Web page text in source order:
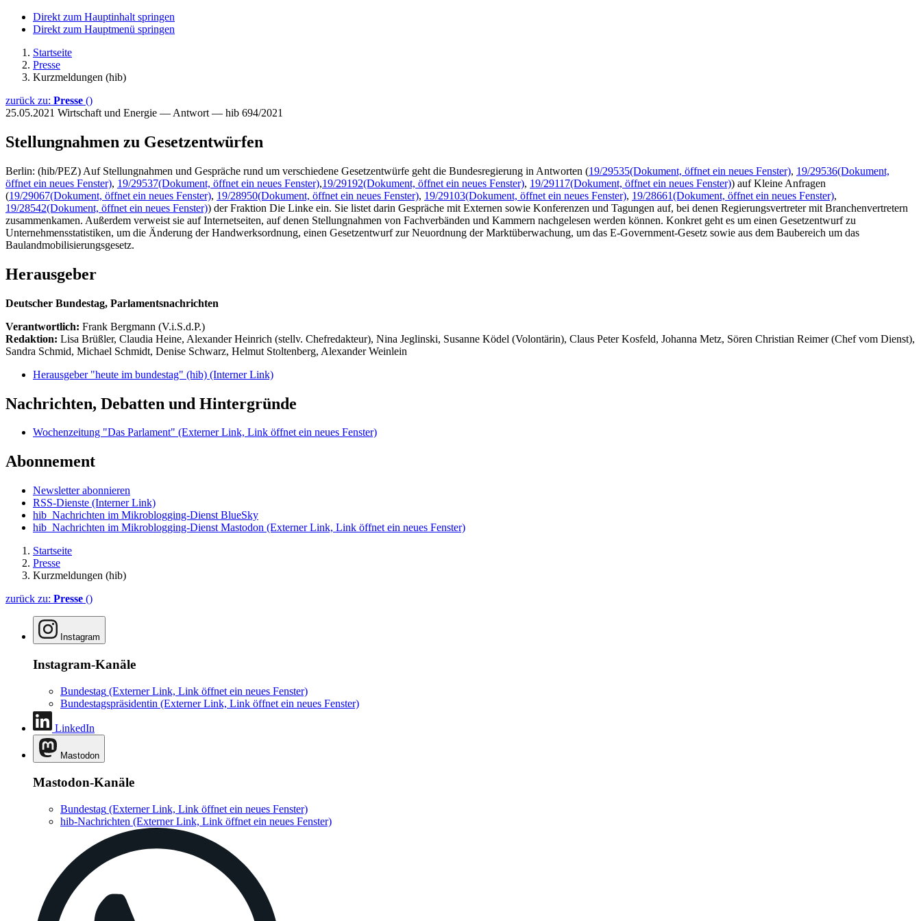
Direkt zum Hauptinhalt springen
Direkt zum Hauptmenü springen
Startseite
Presse
Kurzmeldungen (hib)
zurück zu: Presse ()
25.05.2021 Wirtschaft und Energie — Antwort — hib 694/2021
Stellungnahmen zu Gesetzentwürfen
Berlin: (hib/PEZ) Auf Stellungnahmen und Gespräche rund um verschiedene Gesetzentwürfe geht die Bundesregierung in Antworten (19/29535(Dokument, öffnet ein neues Fenster), 19/29536(Dokument,
öffnet ein neues Fenster), 19/29537(Dokument, öffnet ein neues Fenster),19/29192(Dokument, öffnet ein neues Fenster), 19/29117(Dokument, öffnet ein neues Fenster)) auf Kleine Anfragen
(19/29067(Dokument, öffnet ein neues Fenster), 19/28950(Dokument, öffnet ein neues Fenster), 19/29103(Dokument, öffnet ein neues Fenster), 19/28661(Dokument, öffnet ein neues Fenster),
19/28542(Dokument, öffnet ein neues Fenster)) der Fraktion Die Linke ein. Sie listet darin Gespräche mit Externen sowie Konferenzen und Tagungen auf, bei denen Regierungsvertreter mit Branchenvertretern
zusammenkamen. Außerdem verweist sie auf Internetseiten, auf denen Stellungnahmen von Fachverbänden und Kammern nachgelesen werden können. Konkret geht es um einen Gesetzentwurf zu
Unternehmensstatistiken, um die Änderung der Handwerksordnung, einen Gesetzentwurf zur Neuordnung der Marktüberwachung, um das E-Government-Gesetz sowie aus dem Baubereich um das
Baulandmobilisierungsgesetz.
Herausgeber
Deutscher Bundestag, Parlamentsnachrichten
Verantwortlich: Frank Bergmann (V.i.S.d.P.)
Redaktion: Lisa Brüßler, Claudia Heine, Alexander Heinrich (stellv. Chefredakteur), Nina Jeglinski, Susanne Ködel (Volontärin), Claus Peter Kosfeld, Johanna Metz, Sören Christian Reimer (Chef vom Dienst),
Sandra Schmid, Michael Schmidt, Denise Schwarz, Helmut Stoltenberg, Alexander Weinlein
Herausgeber "heute im bundestag" (hib) (Interner Link)
Nachrichten, Debatten und Hintergründe
Wochenzeitung "Das Parlament" (Externer Link, Link öffnet ein neues Fenster)
Abonnement
Newsletter abonnieren
RSS-Dienste (Interner Link)
hib_Nachrichten im Mikroblogging-Dienst BlueSky
hib_Nachrichten im Mikroblogging-Dienst Mastodon (Externer Link, Link öffnet ein neues Fenster)
Startseite
Presse
Kurzmeldungen (hib)
zurück zu: Presse ()
Instagram
Instagram-Kanäle
Bundestag (Externer Link, Link öffnet ein neues Fenster)
Bundestagspräsidentin (Externer Link, Link öffnet ein neues Fenster)
LinkedIn
Mastodon
Mastodon-Kanäle
Bundestag (Externer Link, Link öffnet ein neues Fenster)
hib-Nachrichten (Externer Link, Link öffnet ein neues Fenster)